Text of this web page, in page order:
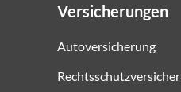
Versicherungen
Autoversicherung